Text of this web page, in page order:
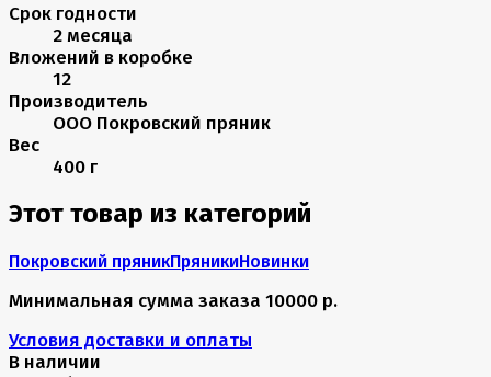
Срок годности
2 месяца
Вложений в коробке
12
Производитель
ООО Покровский пряник
Вес
400 г
Этот товар из категорий
Покровский пряникПряникиНовинки
Минимальная сумма заказа 10000 р.
Условия доставки и оплаты
В наличии